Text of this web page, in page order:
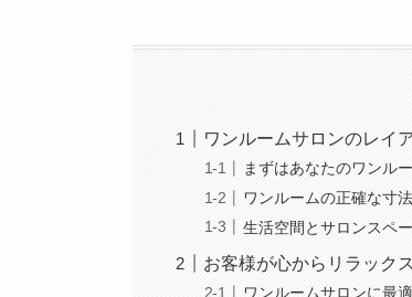
ワンルームサロンのレイ
まずはあなたのワンル
ワンルームの正確な寸
生活空間とサロンスペ
お客様が心からリラック
ワンルームサロンに最